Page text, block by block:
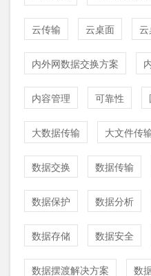
云传输 云桌面
内外网数据交换方案
内容管理 可靠性
大数据传输 大文件传
数据交换 数据传输
数据保护 数据分析
数据存储 数据安全
数据摆渡解决方案 数